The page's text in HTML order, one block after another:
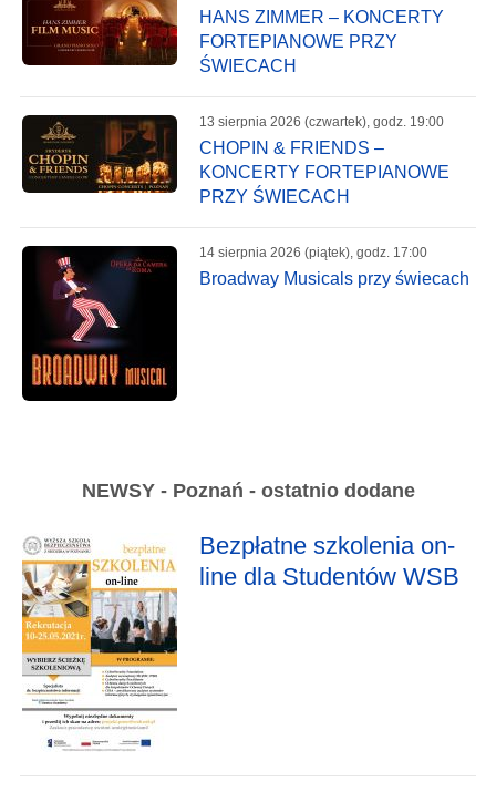
HANS ZIMMER – KONCERTY
FORTEPIANOWE PRZY
ŚWIECACH
13 sierpnia 2026 (czwartek), godz. 19:00
CHOPIN & FRIENDS –
KONCERTY FORTEPIANOWE
PRZY ŚWIECACH
14 sierpnia 2026 (piątek), godz. 17:00
Broadway Musicals przy świecach
NEWSY - Poznań - ostatnio dodane
Bezpłatne szkolenia on-
line dla Studentów WSB